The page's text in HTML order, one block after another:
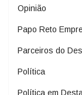
Opinião
Papo Reto
Parceiros do
Política
Política em